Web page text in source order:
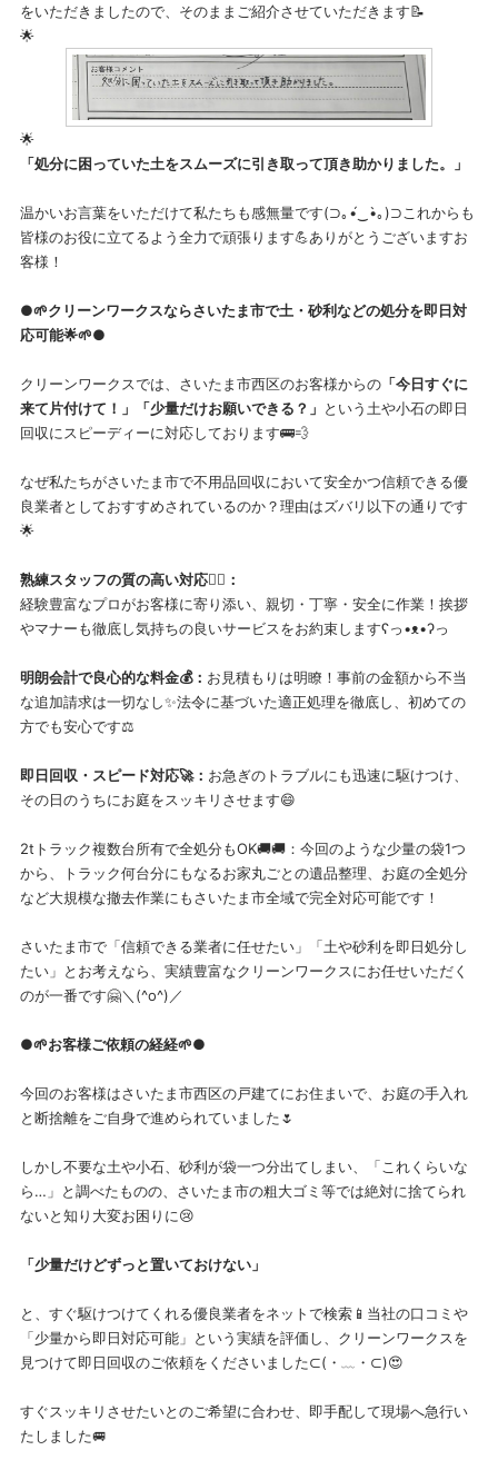
をいただきましたので、そのままご紹介させていただきます📝
🌟
🌟
「処分に困っていた土をスムーズに引き取って頂き助かりました。」
温かいお言葉をいただけて私たちも感無量です(⁠⊃⁠｡⁠•́⁠‿⁠•̀⁠｡⁠)⁠⊃これからも
皆様のお役に立てるよう全力で頑張ります💪ありがとうございますお
客様！
●🌱クリーンワークスならさいたま市で土・砂利などの処分を即日対
応可能🌟🌱●
クリーンワークスでは、さいたま市西区のお客様からの「今日すぐに
来て片付けて！」「少量だけお願いできる？」 という土や小石の即日
回収にスピーディーに対応しております🚌💨
なぜ私たちがさいたま市で不用品回収において安全かつ信頼できる優
良業者としておすすめされているのか？理由はズバリ以下の通りです
🌟
熟練スタッフの質の高い対応🙂‍↕️：
経験豊富なプロがお客様に寄り添い、親切・丁寧・安全に作業！挨拶
やマナーも徹底し気持ちの良いサービスをお約束しますʕ⁠っ⁠•⁠ᴥ⁠•⁠ʔ⁠っ
明朗会計で良心的な料金💰： お見積もりは明瞭！事前の金額から不当
な追加請求は一切なし✨法令に基づいた適正処理を徹底し、初めての
方でも安心です⚖️
即日回収・スピード対応🚀： お急ぎのトラブルにも迅速に駆けつけ、
その日のうちにお庭をスッキリさせます😄
2tトラック複数台所有で全処分もOK🚚🚚：今回のような少量の袋1つ
から、トラック何台分にもなるお家丸ごとの遺品整理、お庭の全処分
など大規模な撤去作業にもさいたま市全域で完全対応可能です！
さいたま市で「信頼できる業者に任せたい」「土や砂利を即日処分し
たい」とお考えなら、実績豊富なクリーンワークスにお任せいただく
のが一番です🤗＼(^o^)／
●🌱お客様ご依頼の経経🌱●
今回のお客様はさいたま市西区の戸建てにお住まいで、お庭の手入れ
と断捨離をご自身で進められていました🌷
しかし不要な土や小石、砂利が袋一つ分出てしまい、「これくらいな
ら…」と調べたものの、さいたま市の粗大ゴミ等では絶対に捨てられ
ないと知り大変お困りに😢
「少量だけどずっと置いておけない」
と、すぐ駆けつけてくれる優良業者をネットで検索📱当社の口コミや
「少量から即日対応可能」という実績を評価し、クリーンワークスを
見つけて即日回収のご依頼をくださいました⊂⁠(⁠・⁠﹏⁠・⁠⊂⁠)😍
すぐスッキリさせたいとのご希望に合わせ、即手配して現場へ急行い
たしました🚐